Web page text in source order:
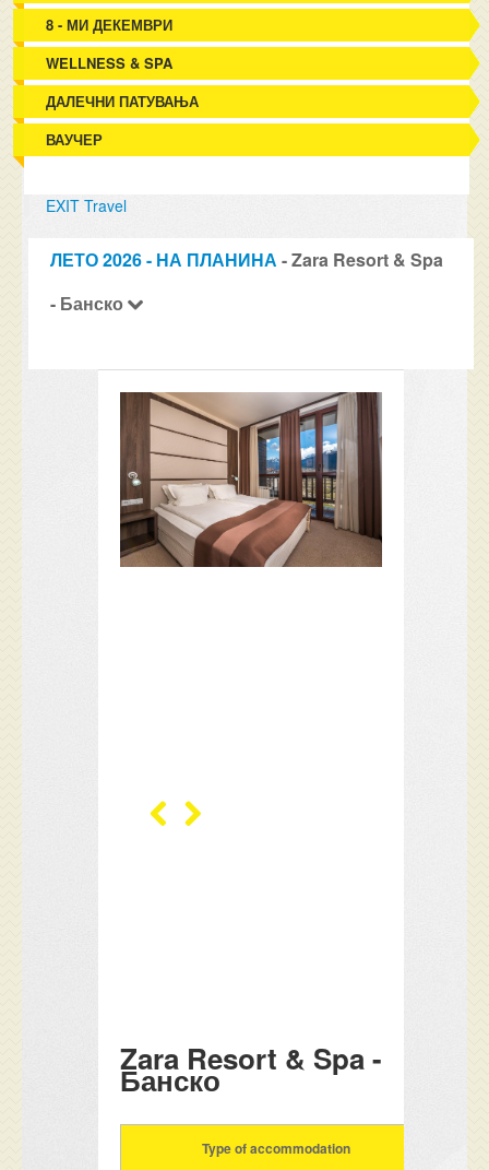
8 - МИ ДЕКЕМВРИ
WELLNESS & SPA
ДАЛЕЧНИ ПАТУВАЊА
ВАУЧЕР
EXIT Travel
ЛЕТО 2026 - НА ПЛАНИНА - Zara Resort & Spa
- Банско
Zara Resort & Spa -
Банско
Type of accommodation